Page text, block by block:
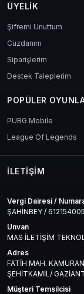
ÜYELIK
Şifremi Unuttum
Cüzdanım
Siparişlerim
Destek Taleplerim
POPÜLER
PUBG Mobile
League Of Legends
İLETIŞIM
Vergi Dairesi /
ŞAHİNBEY /
Unvan
MAS İLETİŞİM
Adres
FATİH MAH.
ŞEHİTKAMİL/
Müşteri Temsilcisi